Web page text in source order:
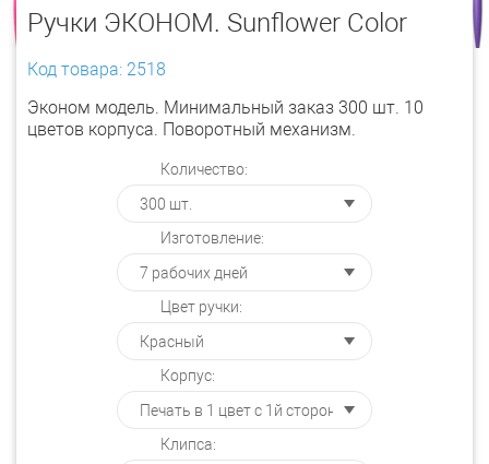
Ручки ЭКОНОМ. Sunflower Color
Код товара: 2518
Эконом модель. Минимальный заказ 300 шт. 10
цветов корпуса. Поворотный механизм.
Количество:
Изготовление:
Цвет ручки:
Корпус:
Клипса: